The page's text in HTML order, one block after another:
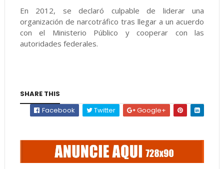
En 2012, se declaró culpable de liderar una
organización de narcotráfico tras llegar a un acuerdo
con el Ministerio Público y cooperar con las
autoridades federales.
SHARE THIS
Facebook
Twitter Google+